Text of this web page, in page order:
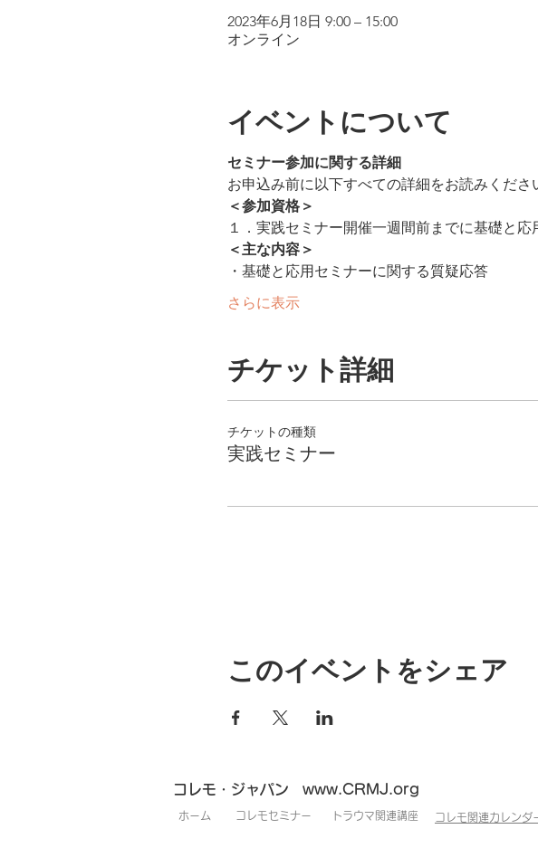
2023年6月18日 9:00 – 15:00
オンライン
イベントについて
セミナー参加に関する詳細
お申込み前に以下すべての詳細をお読みくださ
＜参加資格＞
１．実践セミナー開催一週間前までに基礎と
＜主な内容＞
・基礎と応用セミナーに関する質疑応答
さらに表示
チケット詳細
チケットの種類
実践セミナー
このイベントをシェア
コレモ・ジャパン www.CRMJ.org
​ホーム ​コレモセミナー ​トラウマ関連講座 コレモ関連カレンダ